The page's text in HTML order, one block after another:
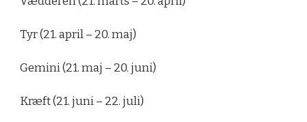
Tyr (21. april – 20. maj)
Gemini (21. maj – 20. juni)
Kræft (21. juni – 22. juli)